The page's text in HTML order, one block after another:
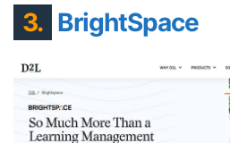
3. BrightSpace